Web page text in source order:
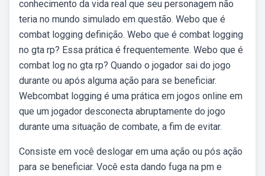
conhecimento da vida real que seu personagem não
teria no mundo simulado em questão. Webo que é
combat logging definição. Webo que é combat logging
no gta rp? Essa prática é frequentemente. Webo que é
combat log no gta rp? Quando o jogador sai do jogo
durante ou após alguma ação para se beneficiar.
Webcombat logging é uma prática em jogos online em
que um jogador desconecta abruptamente do jogo
durante uma situação de combate, a fim de evitar.
Consiste em você deslogar em uma ação ou pós ação
para se beneficiar. Você esta dando fuga na pm e